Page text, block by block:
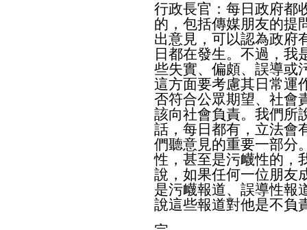
行政長官：每日政府都
的，包括傳媒朋友的提
出意見，可以認為政府
日都在發生。不過，我
些失實、偏頗、誤導或
這方面要考慮其日常運
否符合公眾期望、社會
該向社會負責。我們所
話，每日都有，立法會
們聽意見的重要一部分
性，甚至是污衊性的，
說，如果任何一位朋友
是污衊報道、誤導性報
說這些報道對他是不負